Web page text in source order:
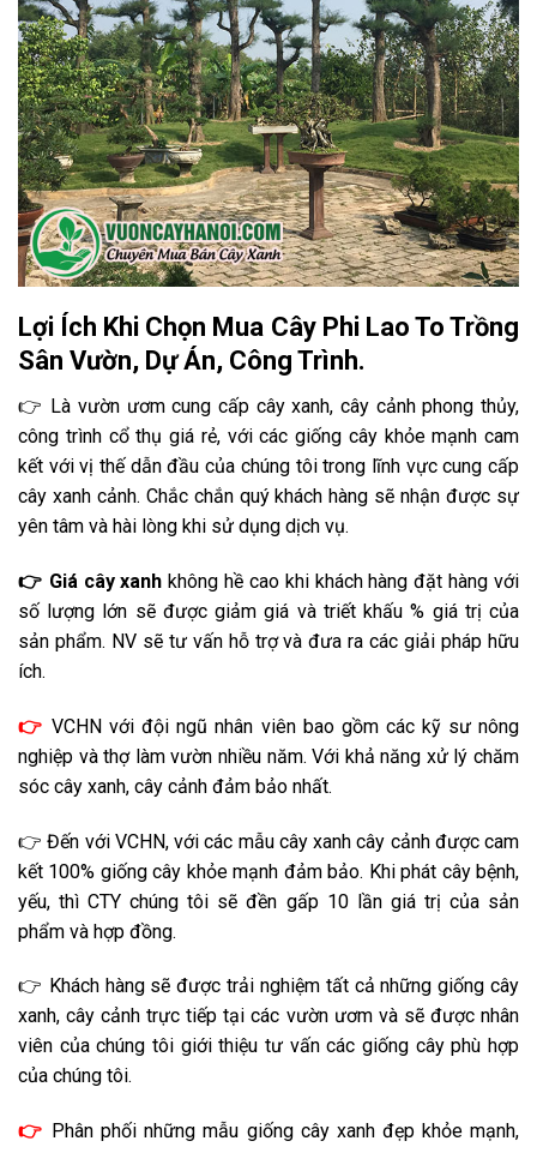
Lợi Ích Khi Chọn Mua Cây Phi Lao To Trồng
Sân Vườn, Dự Án, Công Trình.
👉 Là vườn ươm cung cấp cây xanh, cây cảnh phong thủy,
công trình cổ thụ giá rẻ, với các giống cây khỏe mạnh cam
kết với vị thế dẫn đầu của chúng tôi trong lĩnh vực cung cấp
cây xanh cảnh. Chắc chắn quý khách hàng sẽ nhận được sự
yên tâm và hài lòng khi sử dụng dịch vụ.
👉 Giácây xanh không hề cao khi khách hàng đặt hàng với
số lượng lớn sẽ được giảm giá và triết khấu % giá trị của
sản phẩm. NV sẽ tư vấn hỗ trợ và đưa ra các giải pháp hữu
ích.
👉VCHN với đội ngũ nhân viên bao gồm các kỹ sư nông
nghiệp và thợ làm vườn nhiều năm. Với khả năng xử lý chăm
sóc cây xanh, cây cảnh đảm bảo nhất.
👉 Đến với VCHN, với các mẫu cây xanh cây cảnh được cam
kết 100% giống cây khỏe mạnh đảm bảo. Khi phát cây bệnh,
yếu, thì CTY chúng tôi sẽ đền gấp 10 lần giá trị của sản
phẩm và hợp đồng.
👉 Khách hàng sẽ được trải nghiệm tất cả những giống cây
xanh, cây cảnh trực tiếp tại các vườn ươm và sẽ được nhân
viên của chúng tôi giới thiệu tư vấn các giống cây phù hợp
của chúng tôi.
👉 Phân phối những mẫu giống cây xanh đẹp khỏe mạnh,